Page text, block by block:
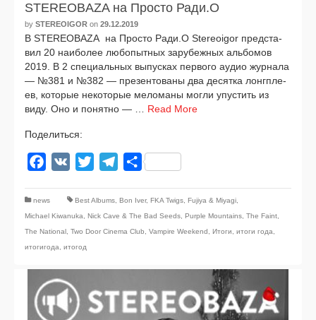
STEREOBAZA на Просто Ради.О
by STEREOIGOR on 29.12.2019
В STEREOBAZA на Просто Ради.О Stereoigor пред­ста­
вил 20 наи­бо­лее любо­пыт­ных зару­беж­ных аль­бо­мов
2019. В 2 спе­ци­аль­ных выпус­ках пер­во­го аудио жур­на­ла
— №381 и №382 — пре­зен­то­ва­ны два десят­ка лонг­пле­
ев, кото­рые неко­то­рые мело­ма­ны мог­ли упу­стить из
виду. Оно и понят­но — … Read More
Поделиться:
Facebook
VK Twitter TelegramОтправить
news Best Albums Bon Iver, FKA Twigs Fujiya & Miyagi
Michael Kiwanuka
Nick Cave & The Bad Seeds Purple Mountains The Faint
The National Two Door Cinema Club Vampire Weekend Итоги итоги года
итогигода
итогод